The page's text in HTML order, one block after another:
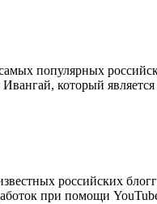
популярных
который
российских
при помощи